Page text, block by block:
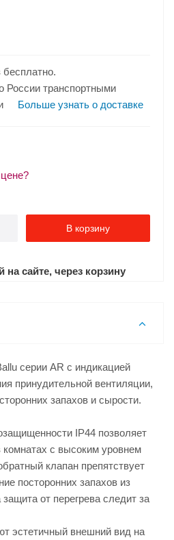
России транспортными
Больше узнать о доставке
В корзину
на сайте, через корзину
серии AR с индикацией
принудительной вентиляции,
запахов и сырости.
IP44 позволяет
с высоким уровнем
клапан препятствует
посторонних запахов из
от перегрева следит за
эстетичный внешний вид на